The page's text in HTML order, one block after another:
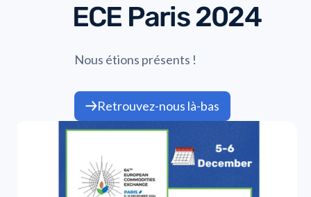
ECE Paris 2024
Nous étions présents !
Retrouvez-nous là-bas